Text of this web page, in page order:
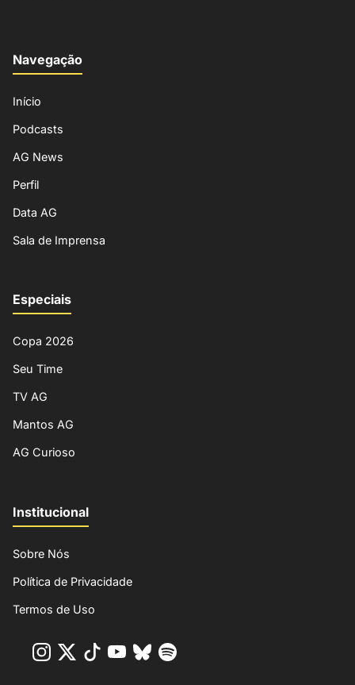
Navegação
Início
Podcasts
AG News
Perfil
Data AG
Sala de Imprensa
Especiais
Copa 2026
Seu Time
TV AG
Mantos AG
AG Curioso
Institucional
Sobre Nós
Política de Privacidade
Termos de Uso